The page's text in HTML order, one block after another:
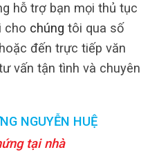
hỗ trợ bạn mọi thủ tục
cho chúng tôi qua số
hoặc đến trực tiếp văn
vấn tận tình và chuyên
NGUYỄN HUỆ
tại nhà